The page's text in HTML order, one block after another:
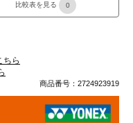
比較表を見る 0
ちら
商品番号：2724923919